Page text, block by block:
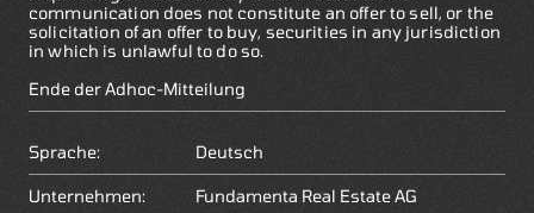
communication does not constitute an offer to sell, or the
solicitation of an offer to buy, securities in any jurisdiction
in which is unlawful to do so.
Ende der Adhoc-Mitteilung
Sprache: Deutsch
Unternehmen: Fundamenta Real Estate AG